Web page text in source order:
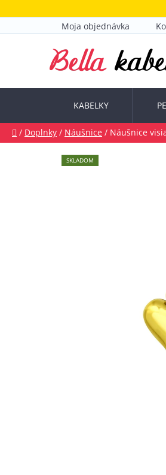
na
Moja objednávka
KABELKY
Domov
/ Doplnky / Náušnice / Náušnice
SKLADOM